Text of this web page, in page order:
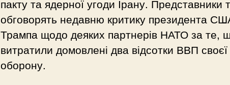
пакту та ядерної угоди Ірану. Представники
обговорять недавню критику президента
Трампа щодо деяких партнерів НАТО за те,
витратили домовлені два відсотки ВВП
оборону.